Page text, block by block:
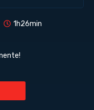
1h26min